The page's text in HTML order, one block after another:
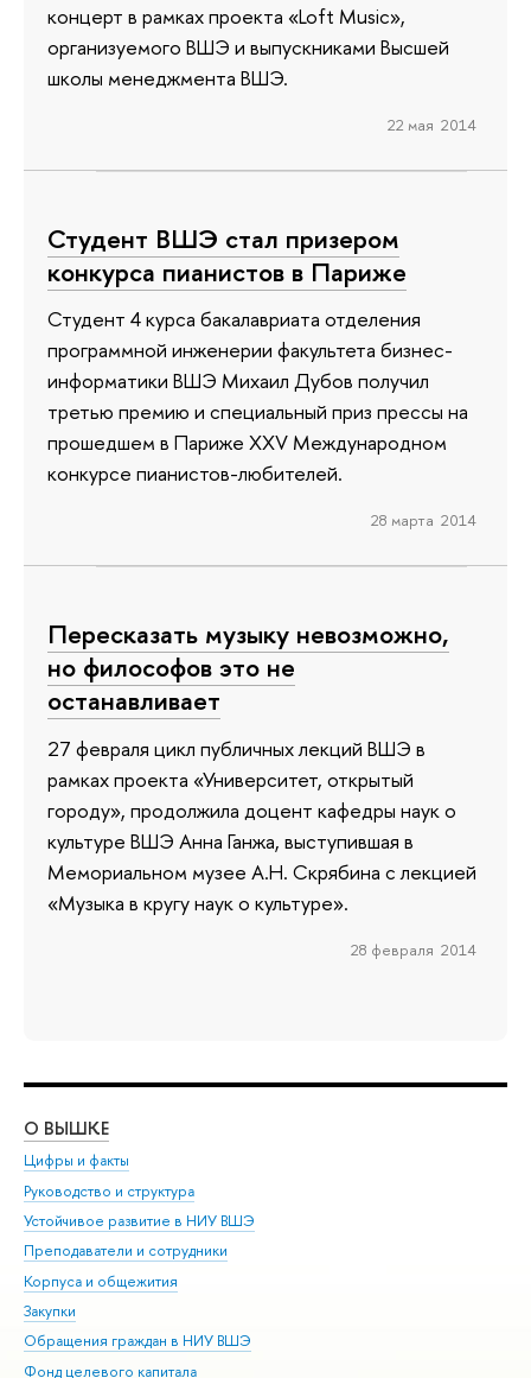
концерт в рамках проекта «Loft Music»,
организуемого ВШЭ и выпускниками Высшей
школы менеджмента ВШЭ.
22 мая 2014
Студент ВШЭ стал призером
конкурса пианистов в Париже
Студент 4 курса бакалавриата отделения
программной инженерии факультета бизнес-
информатики ВШЭ Михаил Дубов получил
третью премию и специальный приз прессы на
прошедшем в Париже XXV Международном
конкурсе пианистов-любителей.
28 марта 2014
Пересказать музыку невозможно,
но философов это не
останавливает
27 февраля цикл публичных лекций ВШЭ в
рамках проекта «Университет, открытый
городу», продолжила доцент кафедры наук о
культуре ВШЭ Анна Ганжа, выступившая в
Мемориальном музее А.Н. Скрябина с лекцией
«Музыка в кругу наук о культуре».
28 февраля 2014
О ВЫШКЕ
Цифры и факты
Руководство и структура
Устойчивое развитие в НИУ ВШЭ
Преподаватели и сотрудники
Корпуса и общежития
Закупки
Обращения граждан в НИУ ВШЭ
Фонд целевого капитала